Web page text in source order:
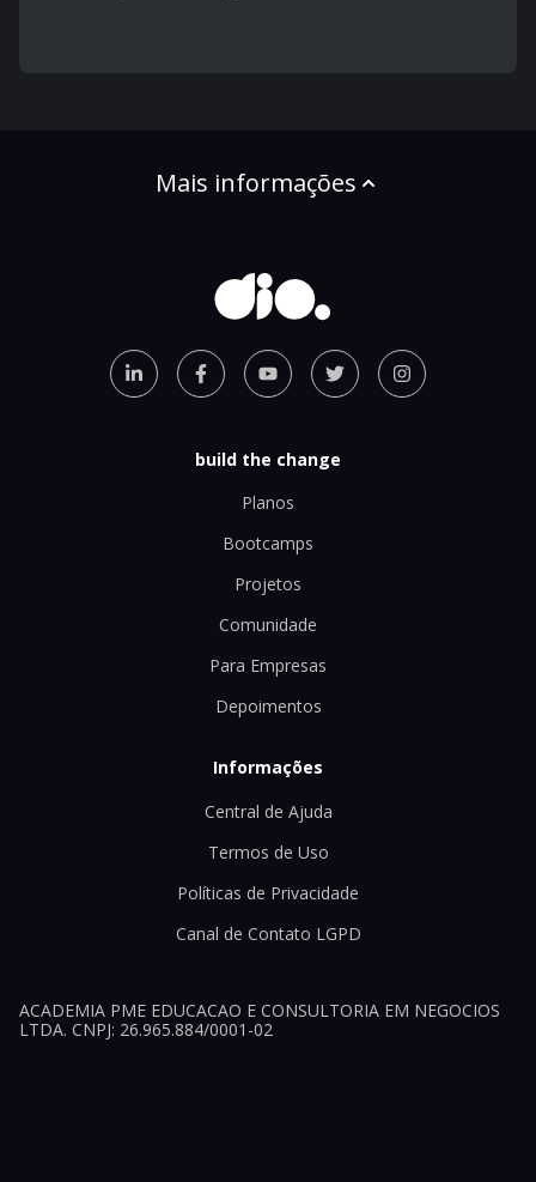
Mais informações
build the change
Planos
Bootcamps
Projetos
Comunidade
Para Empresas
Depoimentos
Informações
Central de Ajuda
Termos de Uso
Políticas de Privacidade
Canal de Contato LGPD
ACADEMIA PME EDUCACAO E CONSULTORIA EM NEGOCIOS
LTDA. CNPJ: 26.965.884/0001-02